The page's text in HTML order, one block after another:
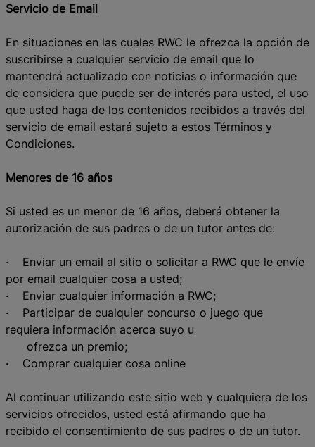
Servicio de Email
En situaciones en las cuales RWC le ofrezca la opción de
suscribirse a cualquier servicio de email que lo
mantendrá actualizado con noticias o información que
de considera que puede ser de interés para usted, el uso
que usted haga de los contenidos recibidos a través del
servicio de email estará sujeto a estos Términos y
Condiciones.
Menores de 16 años
Si usted es un menor de 16 años, deberá obtener la
autorización de sus padres o de un tutor antes de:
· Enviar un email al sitio o solicitar a RWC que le envíe
por email cualquier cosa a usted;
· Enviar cualquier información a RWC;
· Participar de cualquier concurso o juego que
requiera información acerca suyo u
ofrezca un premio;
· Comprar cualquier cosa online
Al continuar utilizando este sitio web y cualquiera de los
servicios ofrecidos, usted está afirmando que ha
recibido el consentimiento de sus padres o de un tutor.